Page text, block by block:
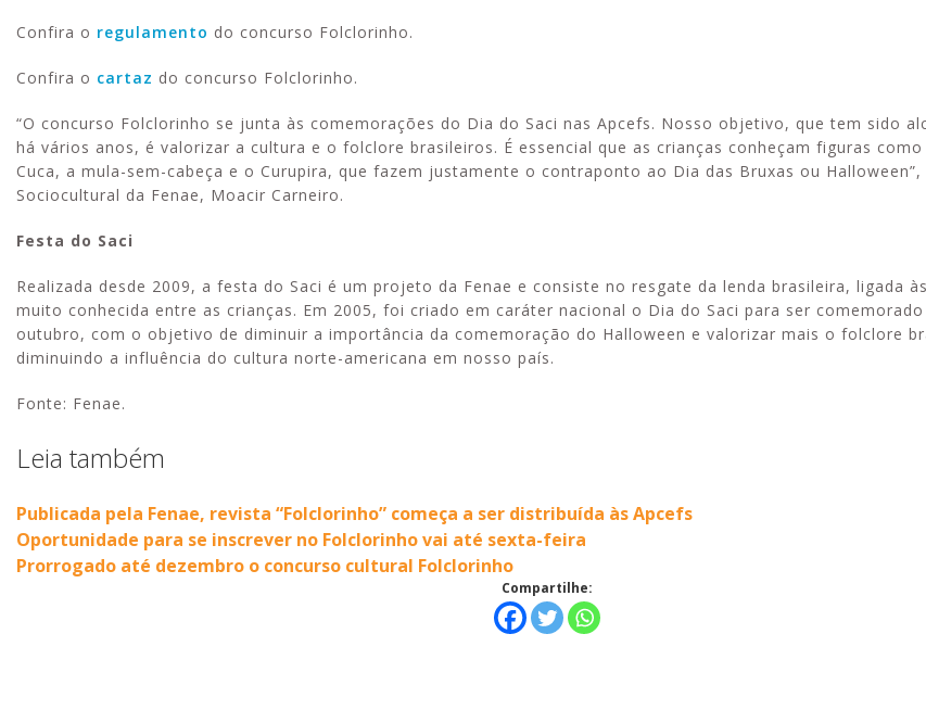
Confira o regulamento do concurso Folclorinho.
Confira o cartaz do concurso Folclorinho.
“O concurso Folclorinho se junta às comemorações do Dia do Saci nas Apcefs. Nosso objetivo, que tem sido
há vários anos, é valorizar a cultura e o folclore brasileiros. É essencial que as crianças conheçam figuras
Cuca, a mula-sem-cabeça e o Curupira, que fazem justamente o contraponto ao Dia das Bruxas ou
Sociocultural da Fenae, Moacir Carneiro.
Festa do Saci
Realizada desde 2009, a festa do Saci é um projeto da Fenae e consiste no resgate da lenda brasileira, ligada
muito conhecida entre as crianças. Em 2005, foi criado em caráter nacional o Dia do Saci para ser comemorado
outubro, com o objetivo de diminuir a importância da comemoração do Halloween e valorizar mais o folclore
diminuindo a influência do cultura norte-americana em nosso país.
Fonte: Fenae.
Leia também
Publicada pela Fenae, revista “Folclorinho” começa a ser distribuída às Apcefs
Oportunidade para se inscrever no Folclorinho vai até sexta-feira
Prorrogado até dezembro o concurso cultural Folclorinho
Compartilhe: